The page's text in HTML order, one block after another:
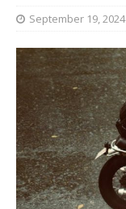
September 19, 2024